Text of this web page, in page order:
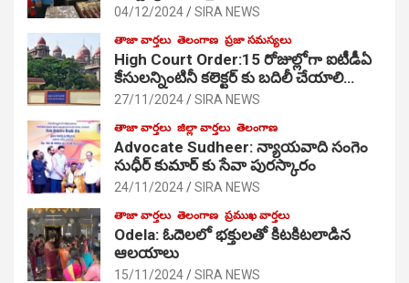
04/12/2024 SIRA NEWS
తాజా వార్తలు తెలంగాణ ప్రజా సమస్యలు
High Court Order:15 రోజుల్లోగా ఐటీడీఏ
కేసులన్నింటినీ కలెక్టర్ కు బదిలీ చేయాలి…
27/11/2024 SIRA NEWS
తాజా వార్తలు జిల్లా వార్తలు తెలంగాణ
Advocate Sudheer: న్యాయవాది సంగెం
సుధీర్ కుమార్ కు సేవా పురస్కారం
24/11/2024 SIRA NEWS
తాజా వార్తలు తెలంగాణ ప్రముఖ వార్తలు
Odela: ఓదెల‌లో భక్తులతో కిటకిటలాడిన
ఆల‌యాలు
15/11/2024 SIRA NEWS